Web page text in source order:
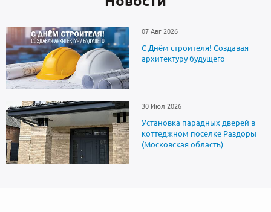
07 Авг 2026
С Днём строителя! Создавая
архитектуру будущего
30 Июл 2026
Установка парадных дверей в
коттеджном поселке Раздоры
(Московская область)